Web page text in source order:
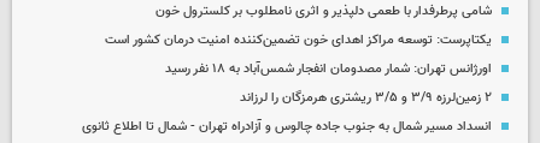
شامی پرطرفدار با طعمی دلپذیر و اثری نامطلوب بر کلسترول خون
یکتاپرست: توسعه مراکز اهدای خون تضمین‌کننده امنیت درمان کشور است
اورژانس تهران: شمار مصدومان انفجار شمس‌آباد به ۱۸ نفر رسید
۲ زمین‌لرزه ۳/۹ و ۳/۵ ریشتری هرمزگان را لرزاند
انسداد مسیر شمال به جنوب جاده چالوس و آزادراه تهران - شمال تا اطلاع ثانوی